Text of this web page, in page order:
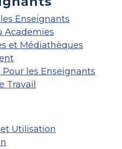
Enseignants
Academies
et Médiathèques
Pour les Enseignants
Travail
Utilisation